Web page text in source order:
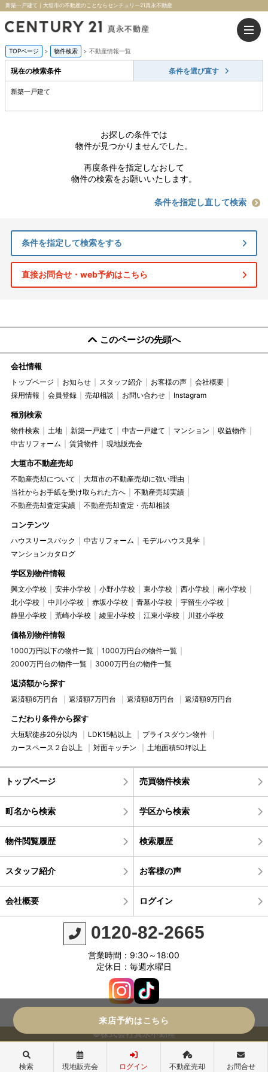
新築一戸建て｜大垣市の不動産のことならセンチュリー21真永不動産
TOPページ > 物件検索 > 不動産情報一覧
現在の検索条件 条件を選び直す
新築一戸建て
お探しの条件では
物件が見つかりませんでした。
再度条件を指定しなおして
物件の検索をお願いいたします。
条件を指定し直して検索
条件を指定して検索をする
直接お問合せ・web予約はこちら
このページの先頭へ
会社情報
トップページ お知らせ スタッフ紹介 お客様の声
会社概要
採用情報
会員登録 売却相談 お問い合わせ Instagram
種別検索
物件検索 土地 新築一戸建て 中古一戸建て マンション
収益物件
中古リフォーム
賃貸物件 現地販売会
大垣市不動産売却
不動産売却について
大垣市の不動産売却に強い理由
当社からお手紙を受け取られた方へ
不動産売却実績
不動産売却査定実績
不動産売却査定・売却相談
コンテンツ
ハウスリースバック 中古リフォーム
モデルハウス見学
マンションカタログ
学区別物件情報
興文小学校 安井小学校 小野小学校 東小学校 西小学校
南小学校
北小学校
中川小学校 赤坂小学校 青墓小学校
宇留生小学校
静里小学校
荒崎小学校 綾里小学校 江東小学校 川並小学校
価格別物件情報
1000万円以下の物件一覧
1000万円台の物件一覧
2000万円台の物件一覧
3000万円台の物件一覧
返済額から探す
返済額6万円台 返済額7万円台 返済額8万円台 返済額9万円台
こだわり条件から探す
大垣駅徒歩20分以内 LDK15帖以上
プライスダウン物件
カースペース２台以上
対面キッチン 土地面積50坪以上
トップページ 売買物件検索
町名から検索 学区から検索
物件閲覧履歴 検索履歴
スタッフ紹介 お客様の声
会社概要 ログイン
0120-82-2665
営業時間：9:30～18:00
定休日：毎週水曜日
©株式会社真永不動産
来店予約はこちら
検索 現地販売会 ログイン 不動産売却 お問合せ